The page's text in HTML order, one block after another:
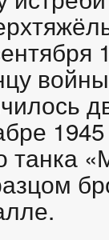
танка